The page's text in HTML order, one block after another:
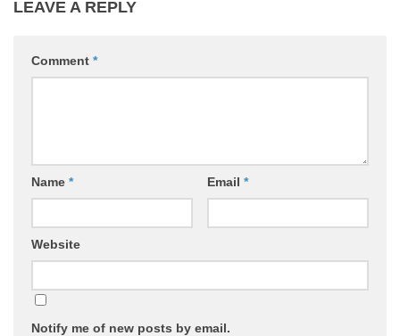
LEAVE A REPLY
Comment *
Name * Email *
Website
Notify me of new posts by email.